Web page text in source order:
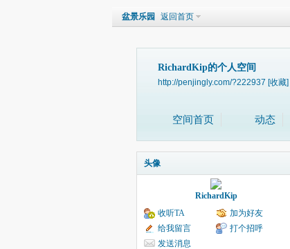
盆景乐园 返回首页
RichardKip的个人空间
http://penjingly.com/?222937 [收藏]
空间首页 动态
头像
RichardKip
收听TA
加为好友
给我留言
打个招呼
发送消息